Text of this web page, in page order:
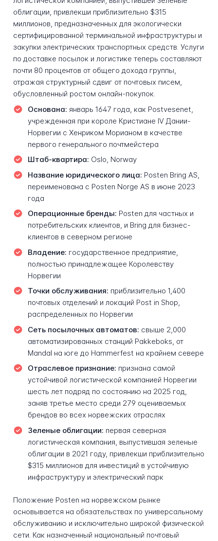
облигации, привлекши приблизительно $315
миллионов, предназначенных для экологически
сертифицированной терминальной инфраструктуры и
закупки электрических транспортных средств. Услуги
по доставке посылок и логистике теперь составляют
почти 80 процентов от общего дохода группы,
отражая структурный сдвиг от почтовых писем,
обусловленный ростом онлайн-покупок.
Основана: январь 1647 года, как Postvesenet,
учрежденная при короле Кристиане IV Дании-
Норвегии с Хенриком Морианом в качестве
первого генерального почтмейстера
Штаб-квартира: Oslo, Norway
Название юридического лица: Posten Bring AS,
переименована с Posten Norge AS в июне 2023
года
Операционные бренды: Posten для частных и
потребительских клиентов, и Bring для бизнес-
клиентов в северном регионе
Владение: государственное предприятие,
полностью принадлежащее Королевству
Норвегии
Точки обслуживания: приблизительно 1,400
почтовых отделений и локаций Post in Shop,
распределенных по Норвегии
Сеть посылочных автоматов: свыше 2,000
автоматизированных станций Pakkeboks, от
Mandal на юге до Hammerfest на крайнем севере
Отраслевое признание: признана самой
устойчивой логистической компанией Норвегии
шесть лет подряд по состоянию на 2025 год,
заняв третье место среди 279 оцениваемых
брендов во всех норвежских отраслях
Зеленые облигации: первая северная
логистическая компания, выпустившая зеленые
облигации в 2021 году, привлекши приблизительно
$315 миллионов для инвестиций в устойчивую
инфраструктуру и электрический парк
Положение Posten на норвежском рынке
основывается на обязательствах по универсальному
обслуживанию и исключительно широкой физической
сети. Как назначенный национальный почтовый